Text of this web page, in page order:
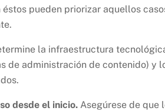
pueden priorizar aquellos
la infraestructura
de administración de contenido) y
desde el inicio.Asegúrese de que